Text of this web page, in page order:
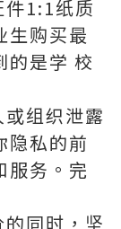
1:1纸质
生购买最
的是学 校
组织泄露
隐私的前
服务。完
同时，坚